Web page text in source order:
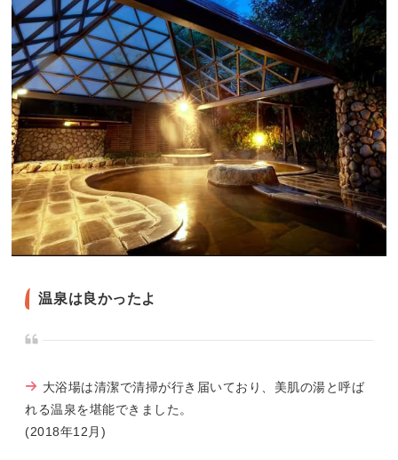
温泉は良かったよ
大浴場は清潔で清掃が行き届いており、美肌の湯と呼ば
れる温泉を堪能できました。
(2018年12月)